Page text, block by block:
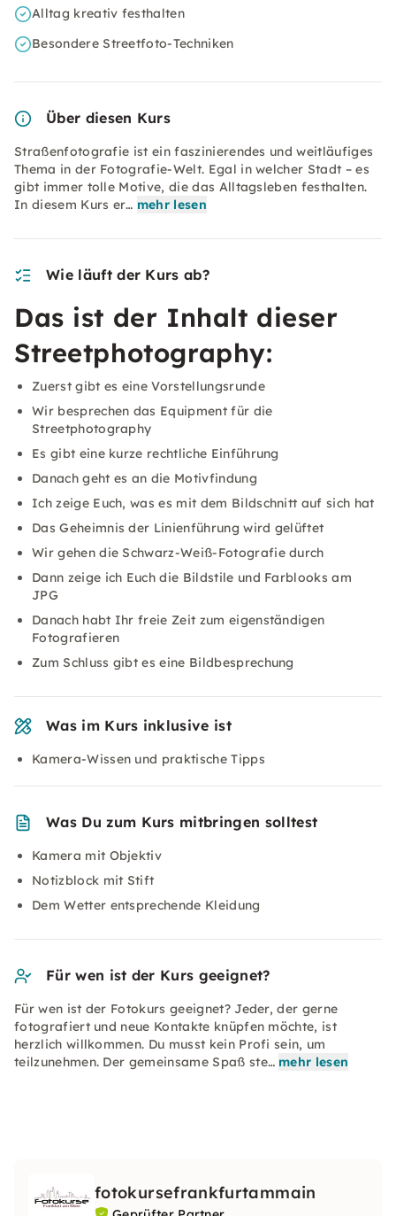
Alltag kreativ festhalten
Besondere Streetfoto-Techniken
Über diesen Kurs
Straßenfotografie ist ein faszinierendes und weitläufiges
Thema in der Fotografie-Welt. Egal in welcher Stadt – es
gibt immer tolle Motive, die das Alltagsleben festhalten.
In diesem Kurs er… mehr lesen
Wie läuft der Kurs ab?
Das ist der Inhalt dieser
Streetphotography:
Zuerst gibt es eine Vorstellungsrunde
Wir besprechen das Equipment für die
Streetphotography
Es gibt eine kurze rechtliche Einführung
Danach geht es an die Motivfindung
Ich zeige Euch, was es mit dem Bildschnitt auf sich hat
Das Geheimnis der Linienführung wird gelüftet
Wir gehen die Schwarz-Weiß-Fotografie durch
Dann zeige ich Euch die Bildstile und Farblooks am
JPG
Danach habt Ihr freie Zeit zum eigenständigen
Fotografieren
Zum Schluss gibt es eine Bildbesprechung
Was im Kurs inklusive ist
Kamera-Wissen und praktische Tipps
Was Du zum Kurs mitbringen solltest
Kamera mit Objektiv
Notizblock mit Stift
Dem Wetter entsprechende Kleidung
Für wen ist der Kurs geeignet?
Für wen ist der Fotokurs geeignet? Jeder, der gerne
fotografiert und neue Kontakte knüpfen möchte, ist
herzlich willkommen. Du musst kein Profi sein, um
teilzunehmen. Der gemeinsame Spaß ste… mehr lesen
fotokursefrankfurtammain